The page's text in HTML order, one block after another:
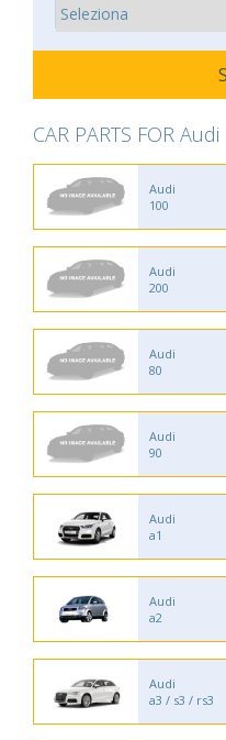
CAR PARTS FOR Audi
Audi
100
Audi
200
Audi
80
Audi
90
Audi
a1
Audi
a2
Audi
a3 / s3 / rs3